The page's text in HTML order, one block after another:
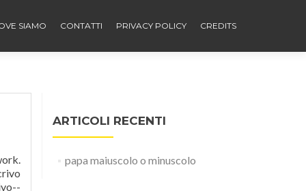
SIAMO CONTATTI PRIVACY POLICY CREDITS
in minuscolo… 1. Il nome papa, abitualmente con la minuscola, può ricevere la maiuscola in riferimento al pontefice regnante: il Papa, senza altre specificazioni, è Giovanni Paolo II. Ad esempio: la famiglia di drink alcolici a base di Martini, a cui ci si riferisce come Martini, va scritta maiuscola o minuscola? Questo soprattutto per
ARTICOLI RECENTI
papa maiuscolo o minuscolo